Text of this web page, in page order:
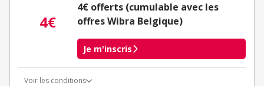
4€
4€ offerts (cumulable avec les
offres Wibra Belgique)
Je m'inscris
Voir les conditions